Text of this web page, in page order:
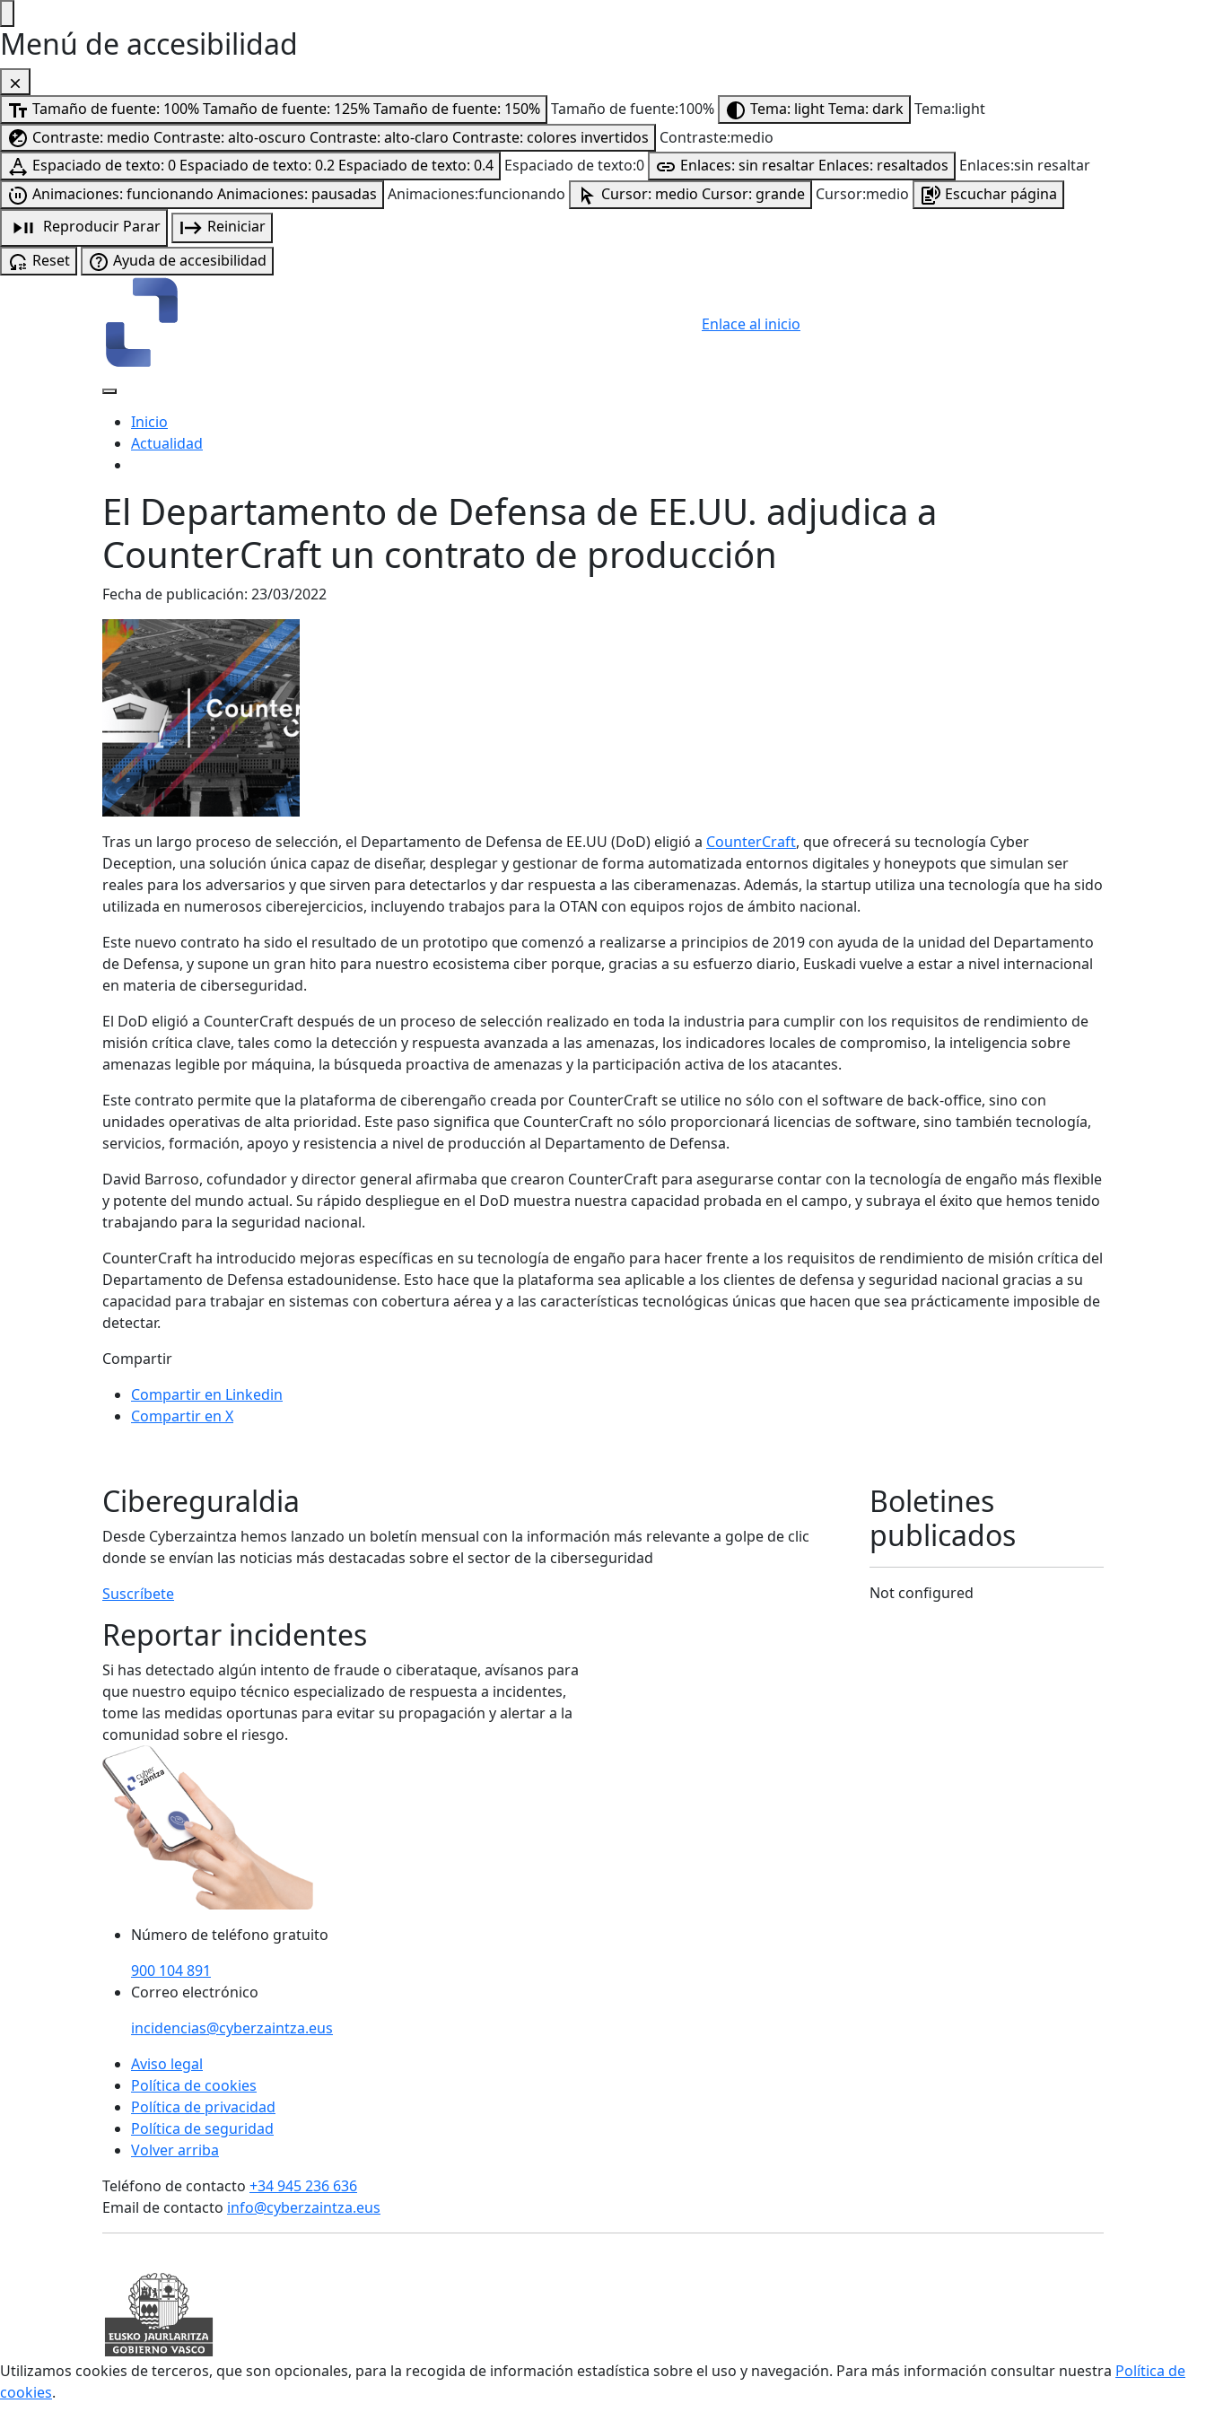
Menú de accesibilidad
Tamaño de fuente: 100%Tamaño de fuente: 125%Tamaño de fuente: 150% Tamaño de fuente:100% Tema: lightTema: dark Tema:light
Contraste: medio Contraste: alto-oscuro Contraste: alto-claro Contraste: colores invertidos
Contraste:medio
Espaciado de texto: 0 Espaciado de texto: 0.2 Espaciado de texto: 0.4 Espaciado de texto:0 Enlaces: sin resaltar Enlaces: resaltados
Enlaces:sin resaltar
Animaciones: funcionando Animaciones: pausadas Animaciones:funcionando Cursor: medio Cursor: grande Cursor:medio
Escuchar página
Reproducir Parar
Reiniciar
Reset
Ayuda de accesibilidad
Enlace al inicio
Inicio
Actualidad
El Departamento de Defensa de EE.UU. adjudica a
CounterCraft un contrato de producción
Fecha de publicación: 23/03/2022
Tras un largo proceso de selección, el Departamento de Defensa de EE.UU (DoD) eligió a CounterCraft, que ofrecerá su tecnología Cyber
Deception, una solución única capaz de diseñar, desplegar y gestionar de forma automatizada entornos digitales y honeypots que simulan ser
reales para los adversarios y que sirven para detectarlos y dar respuesta a las ciberamenazas. Además, la startup utiliza una tecnología que ha sido
utilizada en numerosos ciberejercicios, incluyendo trabajos para la OTAN con equipos rojos de ámbito nacional.
Este nuevo contrato ha sido el resultado de un prototipo que comenzó a realizarse a principios de 2019 con ayuda de la unidad del Departamento
de Defensa, y supone un gran hito para nuestro ecosistema ciber porque, gracias a su esfuerzo diario, Euskadi vuelve a estar a nivel internacional
en materia de ciberseguridad.
El DoD eligió a CounterCraft después de un proceso de selección realizado en toda la industria para cumplir con los requisitos de rendimiento de
misión crítica clave, tales como la detección y respuesta avanzada a las amenazas, los indicadores locales de compromiso, la inteligencia sobre
amenazas legible por máquina, la búsqueda proactiva de amenazas y la participación activa de los atacantes.
Este contrato permite que la plataforma de ciberengaño creada por CounterCraft se utilice no sólo con el software de back-office, sino con
unidades operativas de alta prioridad. Este paso significa que CounterCraft no sólo proporcionará licencias de software, sino también tecnología,
servicios, formación, apoyo y resistencia a nivel de producción al Departamento de Defensa.
David Barroso, cofundador y director general afirmaba que crearon CounterCraft para asegurarse contar con la tecnología de engaño más flexible
y potente del mundo actual. Su rápido despliegue en el DoD muestra nuestra capacidad probada en el campo, y subraya el éxito que hemos tenido
trabajando para la seguridad nacional.
CounterCraft ha introducido mejoras específicas en su tecnología de engaño para hacer frente a los requisitos de rendimiento de misión crítica del
Departamento de Defensa estadounidense. Esto hace que la plataforma sea aplicable a los clientes de defensa y seguridad nacional gracias a su
capacidad para trabajar en sistemas con cobertura aérea y a las características tecnológicas únicas que hacen que sea prácticamente imposible de
detectar.
Compartir
Compartir en Linkedin
Compartir en X
Cibereguraldia
Desde Cyberzaintza hemos lanzado un boletín mensual con la información más relevante a golpe de clic
donde se envían las noticias más destacadas sobre el sector de la ciberseguridad
Suscríbete
Boletines
publicados
Not configured
Reportar incidentes
Si has detectado algún intento de fraude o ciberataque, avísanos para
que nuestro equipo técnico especializado de respuesta a incidentes,
tome las medidas oportunas para evitar su propagación y alertar a la
comunidad sobre el riesgo.
Número de teléfono gratuito
900 104 891
Correo electrónico
incidencias@cyberzaintza.eus
Aviso legal
Política de cookies
Política de privacidad
Política de seguridad
Volver arriba
Teléfono de contacto +34 945 236 636
Email de contacto info@cyberzaintza.eus
Utilizamos cookies de terceros, que son opcionales, para la recogida de información estadística sobre el uso y navegación. Para más información consultar nuestra Política de
cookies.